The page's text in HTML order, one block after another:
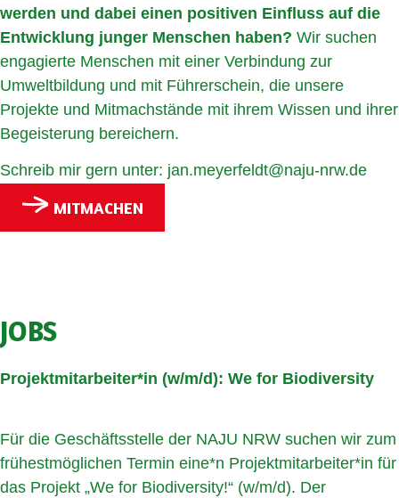
werden und dabei einen positiven Einfluss auf die
Entwicklung junger Menschen haben? Wir suchen
engagierte Menschen mit einer Verbindung zur
Umweltbildung und mit Führerschein, die unsere
Projekte und Mitmachstände mit ihrem Wissen und ihrer
Begeisterung bereichern.
Schreib mir gern unter: jan.meyerfeldt@naju-nrw.de
MITMACHEN
JOBS
Projektmitarbeiter*in (w/m/d): We for Biodiversity
Für die Geschäftsstelle der NAJU NRW suchen wir zum
frühestmöglichen Termin eine*n Projektmitarbeiter*in für
das Projekt „We for Biodiversity!“ (w/m/d). Der